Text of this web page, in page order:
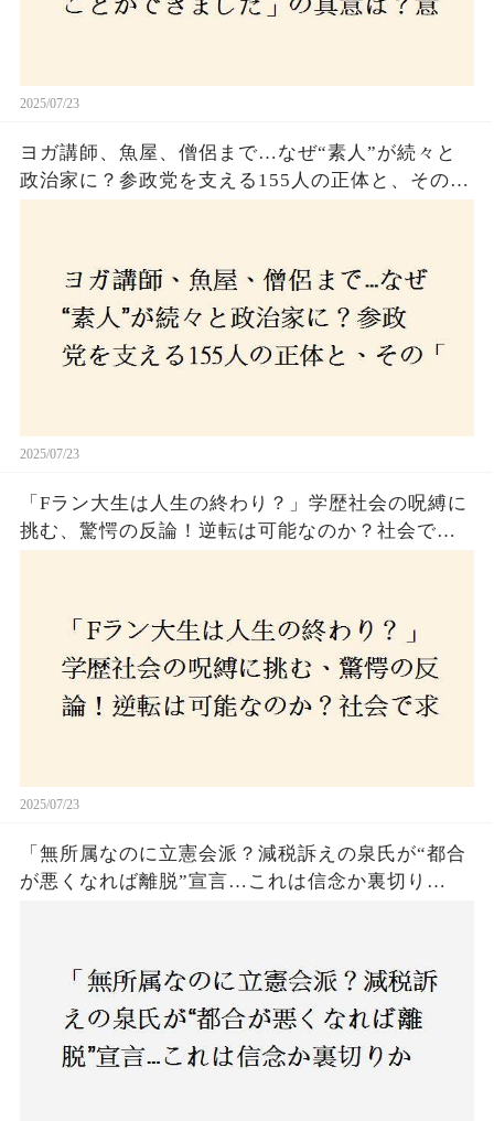
2025/07/23
ヨガ講師、魚屋、僧侶まで…なぜ“素人”が続々と
政治家に？参政党を支える155人の正体と、その
2025/07/23
「Fラン大生は人生の終わり？」学歴社会の呪縛に
挑む、驚愕の反論！逆転は可能なのか？社会で求
2025/07/23
「無所属なのに立憲会派？減税訴えの泉氏が“都合
が悪くなれば離脱”宣言…これは信念か裏切り